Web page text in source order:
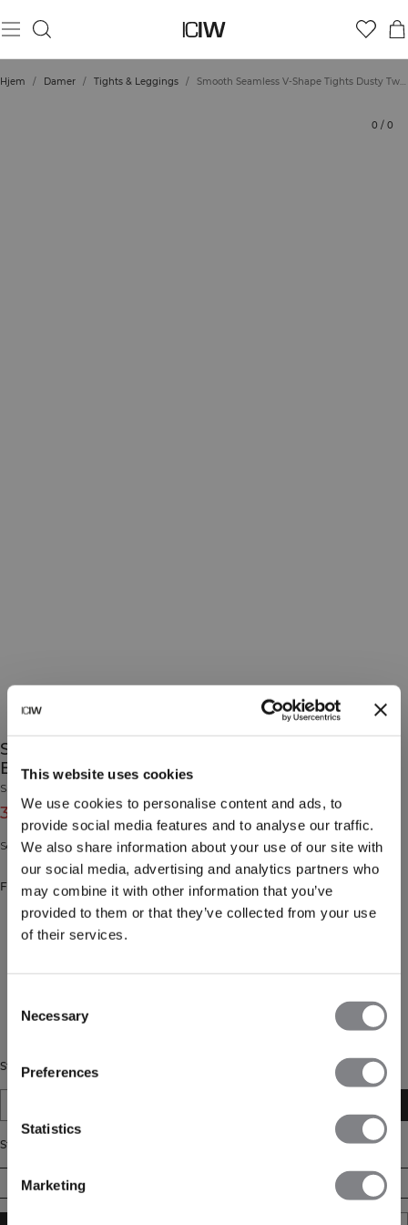
This website uses cookies
We use cookies to personalise content and ads, to
provide social media features and to analyse our traffic.
We also share information about your use of our site with
our social media, advertising and analytics partners who
may combine it with other information that you’ve
provided to them or that they’ve collected from your use
of their services.
Selection
Necessary
Preferences
Statistics
Marketing
Hjem / Damer / Tights & Leggings / Smooth Seamless V-Shape Tights Dusty Twilight Blue
0 / 0
Smooth Seamless V-Shape Tights Dusty Twilight
Blue
Smooth Collection
389 DKK 649 DKK(-40%)
Sømløse tights med V-formet linning. Genanvendt polyamidblanding.
Farve: Dusty Twilight Blue
Stil
Størrelse
XS XXL